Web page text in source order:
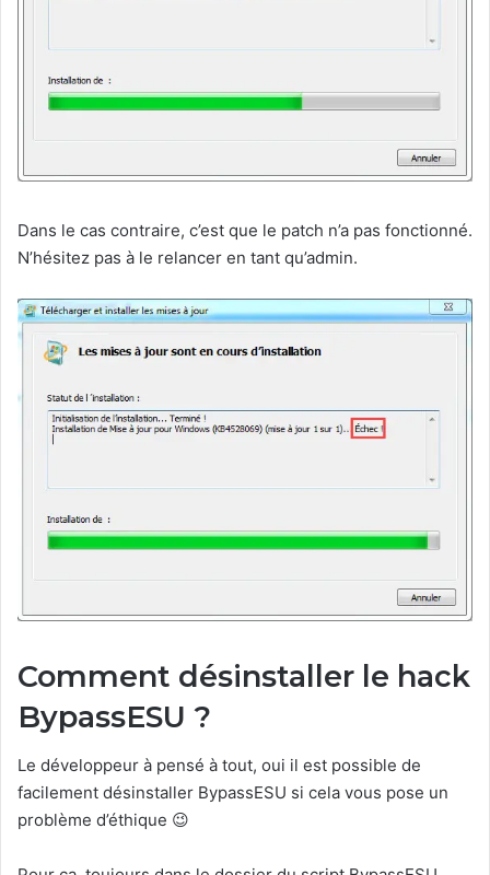
Dans le cas contraire, c’est que le patch n’a pas fonctionné.
N’hésitez pas à le relancer en tant qu’admin.
Comment désinstaller le hack
BypassESU ?
Le développeur à pensé à tout, oui il est possible de
facilement désinstaller BypassESU si cela vous pose un
problème d’éthique 😉